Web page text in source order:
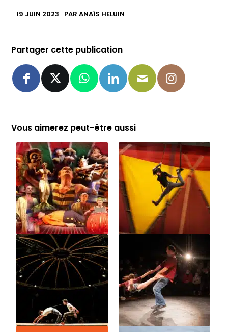
19 JUIN 2023 PARANAÏS HELUIN
Partager cette publication
Vous aimerez peut-être aussi